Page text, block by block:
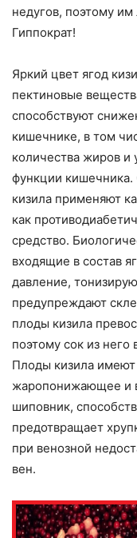
недугов, поэтому
Гиппократ!
Яркий цвет ягод
пектиновые
способствуют
кишечнике, в том
количества жиров и
функции кишечника.
кизила применяют
как
средство.
входящие в состав
давление,
предупреждают
плоды кизила
поэтому сок из
Плоды кизила
жаропонижающее и
шиповник,
предотвращает
при венозной
вен.